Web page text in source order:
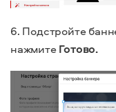
6. Подстройте
нажмитеГотово.